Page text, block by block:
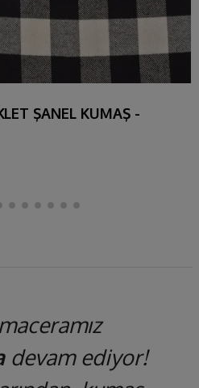
ŞANEL KUMAŞ -
devam ediyor!